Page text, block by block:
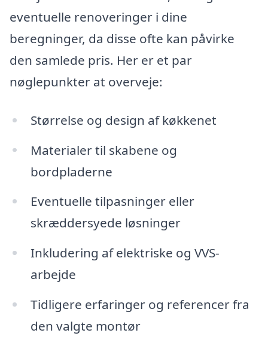
eventuelle renoveringer i dine
beregninger, da disse ofte kan påvirke
den samlede pris. Her er et par
nøglepunkter at overveje:
Størrelse og design af køkkenet
Materialer til skabene og
bordpladerne
Eventuelle tilpasninger eller
skræddersyede løsninger
Inkludering af elektriske og VVS-
arbejde
Tidligere erfaringer og referencer fra
den valgte montør